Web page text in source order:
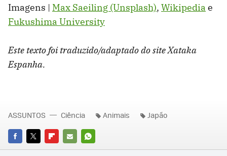
Imagens | Max Saeiling (Unsplash), Wikipedia e
Fukushima University
Este texto foi traduzido/adaptado do site Xataka
Espanha.
FACEBOOK
TWITTERFLIPBOARD
E-
WHATSAPP
ASSUNTOS Ciência Animais Japão